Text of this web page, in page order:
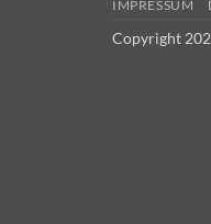
IMPRESSUM
Copyright